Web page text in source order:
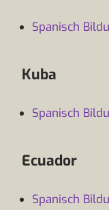
Spanisch
Kuba
Spanisch
Ecuador
Spanisch